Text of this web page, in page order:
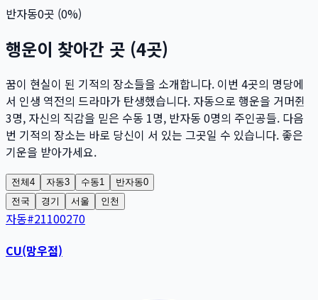
반자동0곳 (0%)
행운이 찾아간 곳 (4곳)
꿈이 현실이 된 기적의 장소들을 소개합니다. 이번 4곳의 명당에
서 인생 역전의 드라마가 탄생했습니다. 자동으로 행운을 거머쥔
3명, 자신의 직감을 믿은 수동 1명, 반자동 0명의 주인공들. 다음
번 기적의 장소는 바로 당신이 서 있는 그곳일 수 있습니다. 좋은
기운을 받아가세요.
전체4 자동3 수동1 반자동0
전국
경기 서울 인천
자동#21100270
CU(망우점)